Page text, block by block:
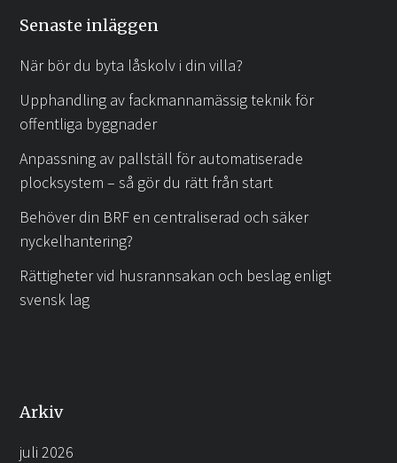
Senaste inläggen
När bör du byta låskolv i din villa?
Upphandling av fackmannamässig teknik för
offentliga byggnader
Anpassning av pallställ för automatiserade
plocksystem – så gör du rätt från start
Behöver din BRF en centraliserad och säker
nyckelhantering?
Rättigheter vid husrannsakan och beslag enligt
svensk lag
Arkiv
juli 2026